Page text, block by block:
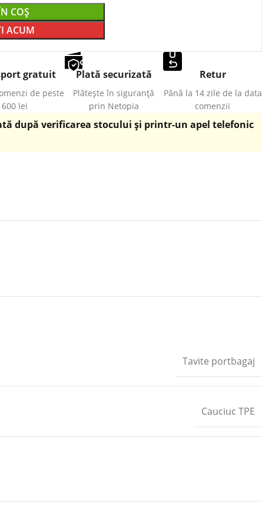
COȘ
ACUM
gratuit
de peste
600 lei
Plată securizată
Plătește în siguranță
prin Netopia
Retur
Până la 14 zile de la data
comenzii
după verificarea stocului și printr-un apel telefonic
Tavite portbagaj
Cauciuc TPE